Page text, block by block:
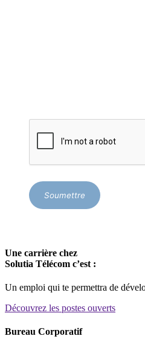
Soumettre
Une carrière chez
Solutia Télécom c’est :
Un emploi qui te permettra de
Découvrez les postes ouverts
Bureau Corporatif